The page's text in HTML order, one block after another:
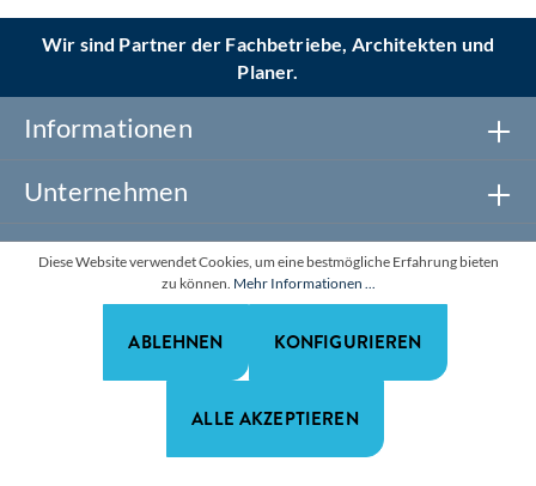
Wir sind Partner der Fachbetriebe, Architekten und
Planer.
Informationen
Unternehmen
Newsletter abonnieren
*Alle Preise zzgl. gesetzl. Mehrwertsteuer. Alle Rechte
vorbehalten.
Diese Website verwendet Cookies, um eine bestmögliche Erfahrung bieten
zu können. Mehr Informationen ...
ABLEHNEN KONFIGURIEREN
ALLE AKZEPTIEREN